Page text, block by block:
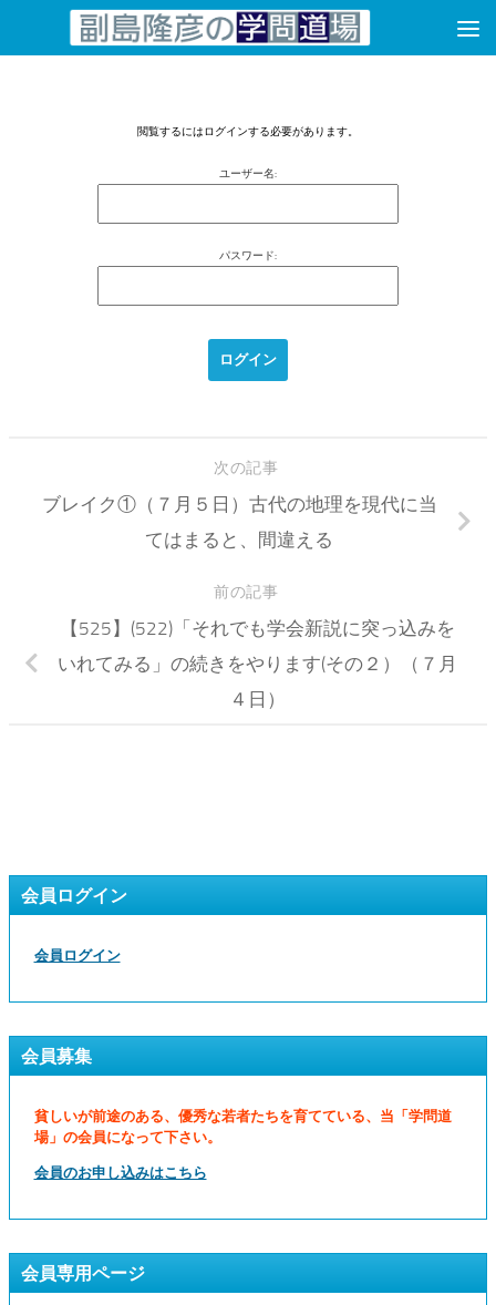
コンテンツへスキップ
閲覧するにはログインする必要があります。
ユーザー名:
パスワード:
次の記事
ブレイク①（７月５日）古代の地理を現代に当
てはまると、間違える
前の記事
【525】(522)「それでも学会新説に突っ込みを
いれてみる」の続きをやります(その２）（７月
４日）
会員ログイン
会員ログイン
会員募集
貧しいが前途のある、優秀な若者たちを育てている、当「学問道
場」の会員になって下さい。
会員のお申し込みはこちら
会員専用ページ